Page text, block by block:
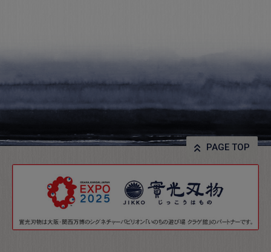
PAGE TOP